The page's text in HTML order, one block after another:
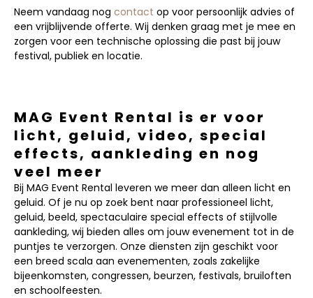
Neem vandaag nog contact op voor persoonlijk advies of
een vrijblijvende offerte. Wij denken graag met je mee en
zorgen voor een technische oplossing die past bij jouw
festival, publiek en locatie.
MAG Event Rental is er voor
licht, geluid, video, special
effects, aankleding en nog
veel meer
Bij MAG Event Rental leveren we meer dan alleen licht en
geluid. Of je nu op zoek bent naar professioneel licht,
geluid, beeld, spectaculaire special effects of stijlvolle
aankleding, wij bieden alles om jouw evenement tot in de
puntjes te verzorgen. Onze diensten zijn geschikt voor
een breed scala aan evenementen, zoals zakelijke
bijeenkomsten, congressen, beurzen, festivals, bruiloften
en schoolfeesten.